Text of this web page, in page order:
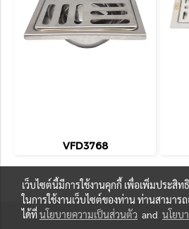
VFD3768
เว็บไซต์นี้มีการใช้งานคุกกี้ เพื่อเพิ่มประสิ
ในการใช้งานเว็บไซต์ของท่าน ท่านสามาร
ได้ที่นโยบายความเป็นส่วนตัว and นโยบ